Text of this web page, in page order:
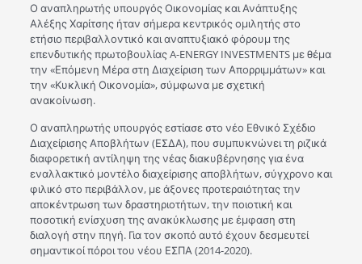
Ο αναπληρωτής υπουργός Οικονομίας και Ανάπτυξης
Αλέξης Χαρίτσης ήταν σήμερα κεντρικός ομιλητής στο
ετήσιο περιβαλλοντικό και αναπτυξιακό φόρουμ της
επενδυτικής πρωτοβουλίας A-ENERGY INVESTMENTS με θέμα
την «Επόμενη Μέρα στη Διαχείριση των Απορριμμάτων» και
την «Κυκλική Οικονομία», σύμφωνα με σχετική
ανακοίνωση.
Ο αναπληρωτής υπουργός εστίασε στο νέο Εθνικό Σχέδιο
Διαχείρισης Αποβλήτων (ΕΣΔΑ), που συμπυκνώνει τη ριζικά
διαφορετική αντίληψη της νέας διακυβέρνησης για ένα
εναλλακτικό μοντέλο διαχείρισης αποβλήτων, σύγχρονο και
φιλικό στο περιβάλλον, με άξονες προτεραιότητας την
αποκέντρωση των δραστηριοτήτων, την ποιοτική και
ποσοτική ενίσχυση της ανακύκλωσης με έμφαση στη
διαλογή στην πηγή. Για τον σκοπό αυτό έχουν δεσμευτεί
σημαντικοί πόροι του νέου ΕΣΠΑ (2014-2020).